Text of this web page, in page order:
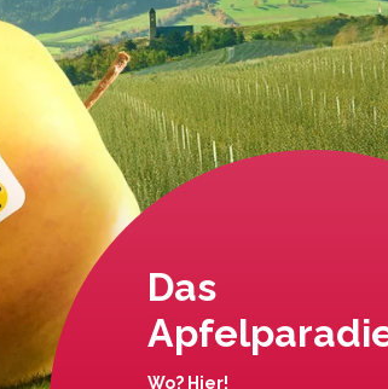
Das
Wo? Hier!